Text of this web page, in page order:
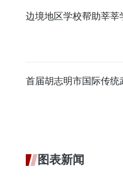
边境地区学校帮助莘莘
首届胡志明市国际传统
图表新闻